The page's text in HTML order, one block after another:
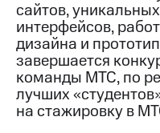
о технологиях
Достижения
Интервью
Финансовая
отчетность
сайтов,
интерфейсов,
дизайна и
завершается
команды МТС, по
лучших
на стажировку в